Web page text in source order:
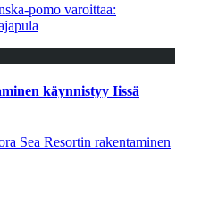
pomo varoittaa:
käynnistyy Iissä
Sea Resortin rakentaminen